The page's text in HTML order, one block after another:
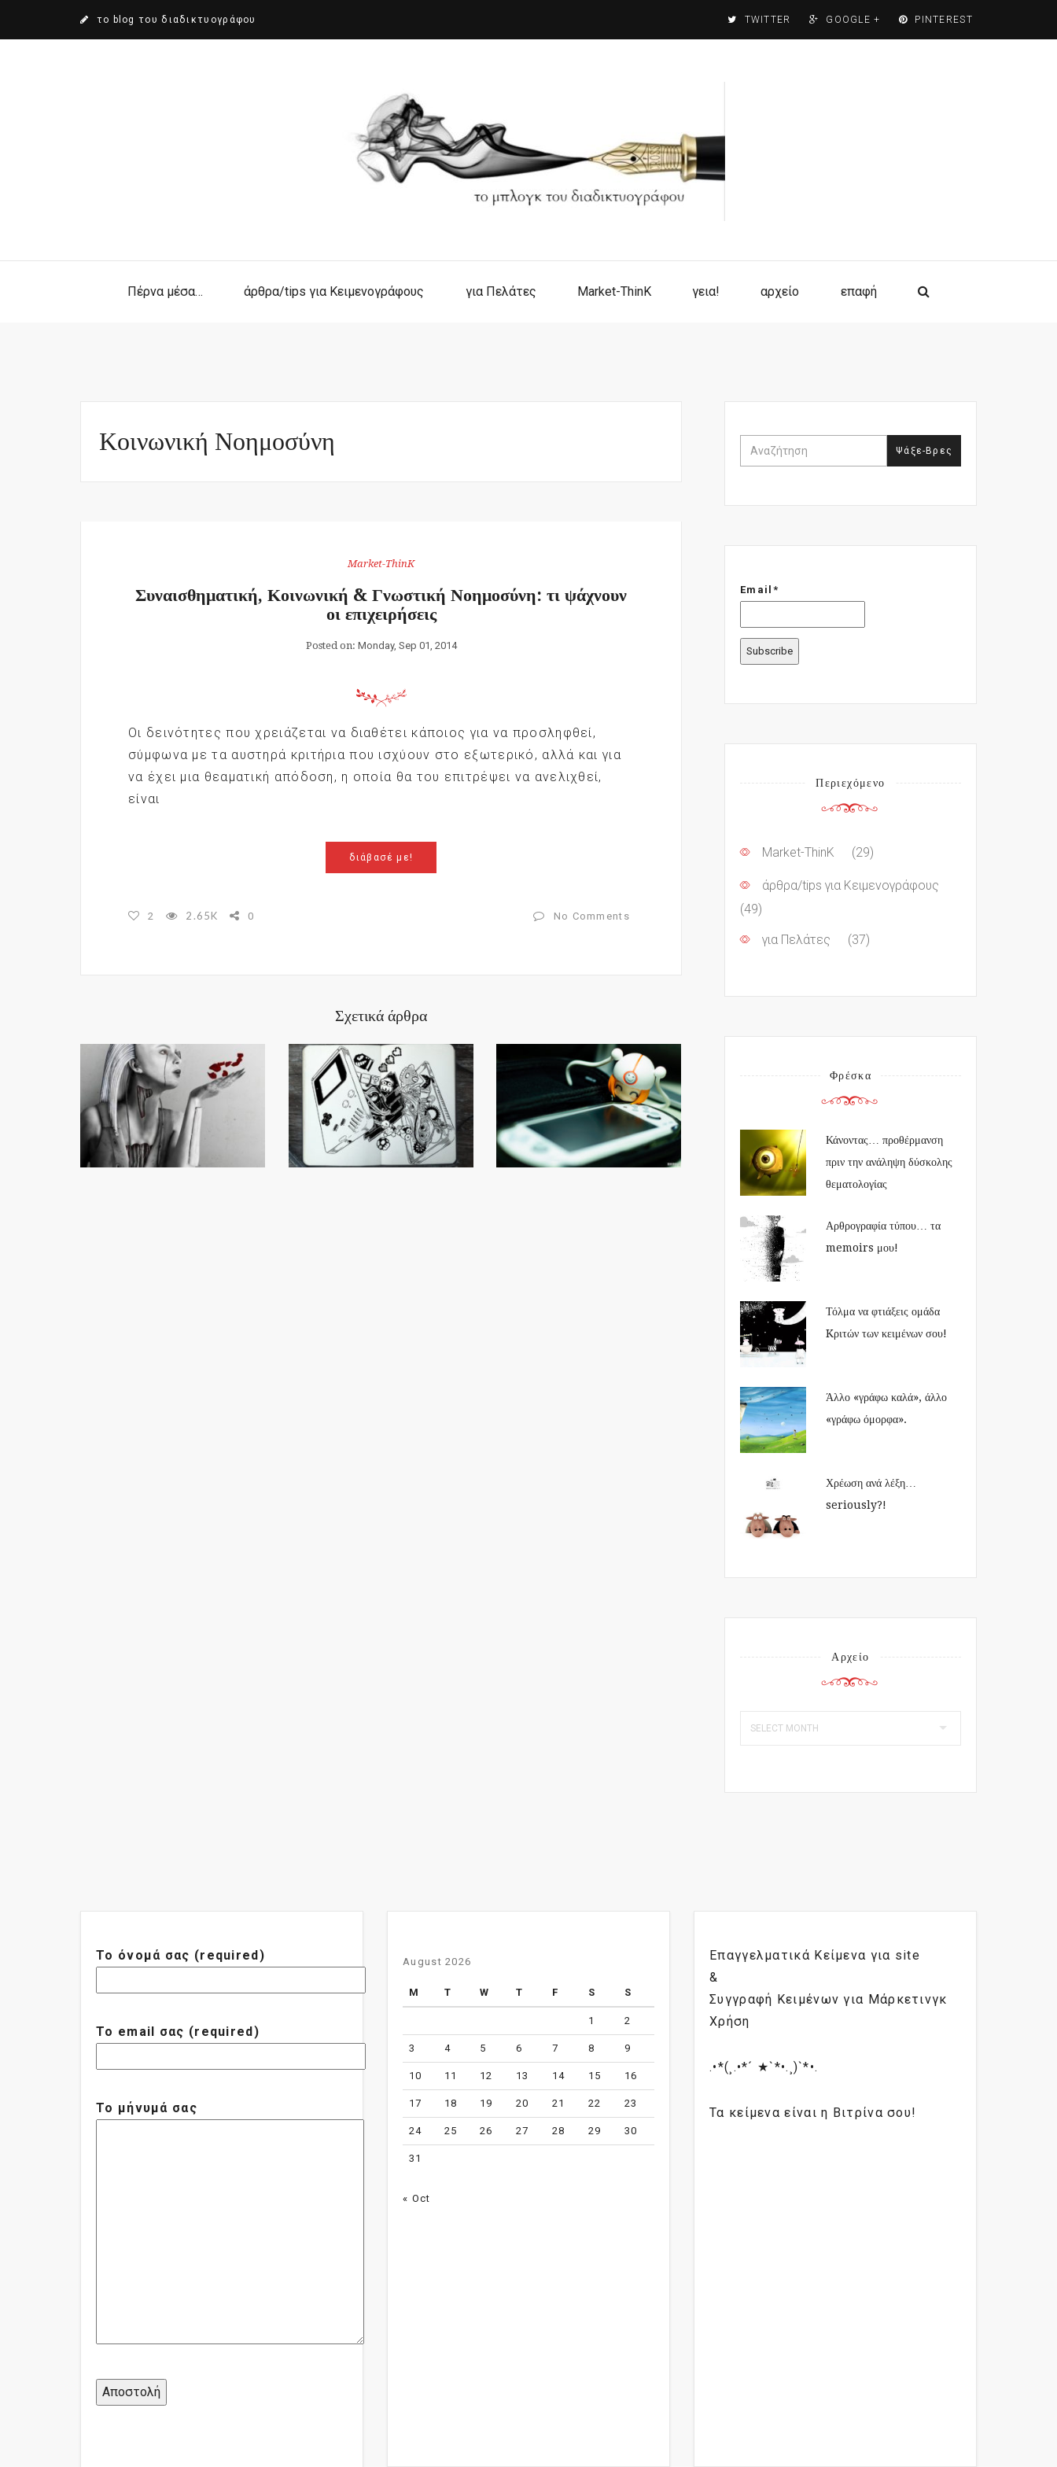
το blog του διαδικτυογράφου TWITTER GOOGLE + PINTEREST
Πέρνα μέσα… άρθρα/tips για Κειμενογράφους για Πελάτες Market-ThinK γεια! αρχείο επαφή
Κοινωνική Νοημοσύνη
Market-ThinK
Συναισθηματική, Κοινωνική & Γνωστική Νοημοσύνη: τι ψάχνουν
οι επιχειρήσεις
Posted on: Monday, Sep 01, 2014
Οι δεινότητες που χρειάζεται να διαθέτει κάποιος για να προσληφθεί,
σύμφωνα με τα αυστηρά κριτήρια που ισχύουν στο εξωτερικό, αλλά και για
να έχει μια θεαματική απόδοση, η οποία θα του επιτρέψει να ανελιχθεί,
είναι
διάβασέ με!
2 2.65K 0 No Comments
Σχετικά άρθρα
Email*
Περιεχόμενο
Market-ThinK (29)
άρθρα/tips για Κειμενογράφους
(49)
για Πελάτες (37)
Φρέσκα
Κάνοντας… προθέρμανση
πριν την ανάληψη δύσκολης
θεματολογίας
Αρθρογραφία τύπου… τα
memoirs μου!
Τόλμα να φτιάξεις ομάδα
Kριτών των κειμένων σου!
Άλλο «γράφω καλά», άλλο
«γράφω όμορφα».
Χρέωση ανά λέξη…
seriously?!
Αρχείο
Το όνομά σας (required)
Το email σας (required)
Το μήνυμά σας
August 2026
M T W T F S S
1 2
3 4 5 6 7 8 9
10 11 12 13 14 15 16
17 18 19 20 21 22 23
24 25 26 27 28 29 30
31
« Oct
Επαγγελματικά Κείμενα για site
&
Συγγραφή Κειμένων για Μάρκετινγκ
Χρήση
.•*(¸.•*´ ★`*•.¸)`*•.
Τα κείμενα είναι η Βιτρίνα σου!